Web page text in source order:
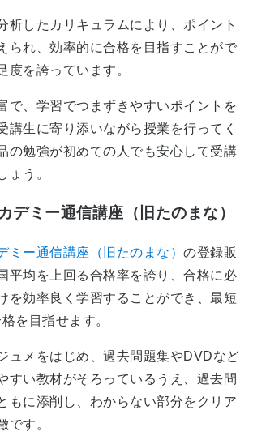
析したカリキュラムにより、ポイント
られ、効率的に合格を目指すことがで
度を誇っています。
で、学習でつまずきやすいポイントを
講生に寄り添いながら授業を行ってく
の勉強が初めての人でも安心して受講
ょう。
デミー通信講座（旧たのまな）
ミー通信講座（旧たのまな）の登録販
平均を上回る合格率を誇り、合格に必
を効率良く学習することができ、最短
を目指せます。
ュメをはじめ、過去問題集やDVDなど
すい教材がそろっているうえ、過去問
もに添削し、わからない部分をクリア
です。